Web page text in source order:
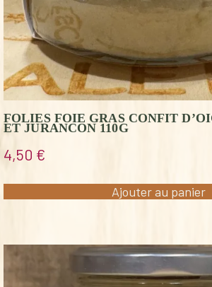
FOLIES FOIE GRAS CONFIT
ET JURANCON 110G
4,50 €
Ajouter au panier